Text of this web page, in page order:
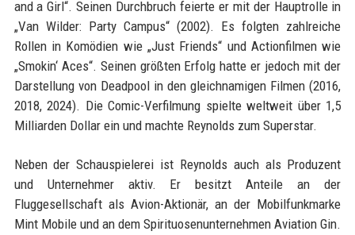
and a Girl“. Seinen Durchbruch feierte er mit der Hauptrolle in
„Van Wilder: Party Campus“ (2002). Es folgten zahlreiche
Rollen in Komödien wie „Just Friends“ und Actionfilmen wie
„Smokin‘ Aces“. Seinen größten Erfolg hatte er jedoch mit der
Darstellung von Deadpool in den gleichnamigen Filmen (2016,
2018, 2024). Die Comic-Verfilmung spielte weltweit über 1,5
Milliarden Dollar ein und machte Reynolds zum Superstar.
Neben der Schauspielerei ist Reynolds auch als Produzent
und Unternehmer aktiv. Er besitzt Anteile an der
Fluggesellschaft als Avion-Aktionär, an der Mobilfunkmarke
Mint Mobile und an dem Spirituosenunternehmen Aviation Gin.